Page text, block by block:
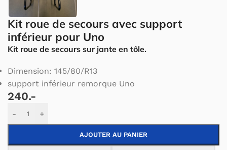
Kit roue de secours avec support
inférieur pour Uno
Kit roue de secours sur jante en tôle.
Dimension: 145/80/R13
support inférieur remorque Uno
240.-
- +
AJOUTER AU PANIER
Alternative: